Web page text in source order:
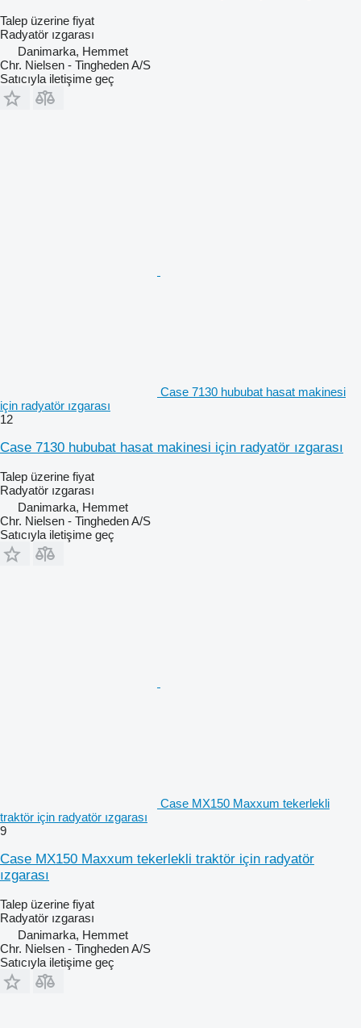
Talep üzerine fiyat
Radyatör ızgarası
Danimarka, Hemmet
Chr. Nielsen - Tingheden A/S
Satıcıyla iletişime geç
Case 7130 hububat hasat makinesi
için radyatör ızgarası
12
Case 7130 hububat hasat makinesi için radyatör ızgarası
Talep üzerine fiyat
Radyatör ızgarası
Danimarka, Hemmet
Chr. Nielsen - Tingheden A/S
Satıcıyla iletişime geç
Case MX150 Maxxum tekerlekli
traktör için radyatör ızgarası
9
Case MX150 Maxxum tekerlekli traktör için radyatör
ızgarası
Talep üzerine fiyat
Radyatör ızgarası
Danimarka, Hemmet
Chr. Nielsen - Tingheden A/S
Satıcıyla iletişime geç